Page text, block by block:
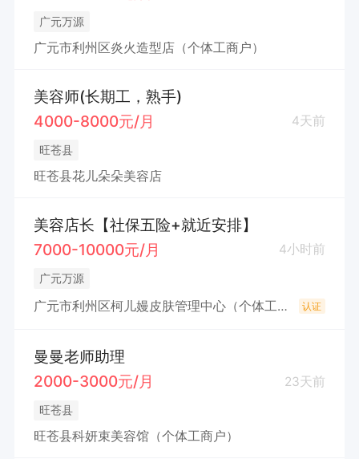
广元万源
广元市利州区炎火造型店（个体工商户）
美容师(长期工，熟手)
4000-8000元/月
4天前
旺苍县
旺苍县花儿朵朵美容店
美容店长【社保五险+就近安排】
7000-10000元/月
4小时前
广元万源
广元市利州区柯儿嫚皮肤管理中心（个体工商户） 认证
曼曼老师助理
2000-3000元/月
23天前
旺苍县
旺苍县科妍束美容馆（个体工商户）